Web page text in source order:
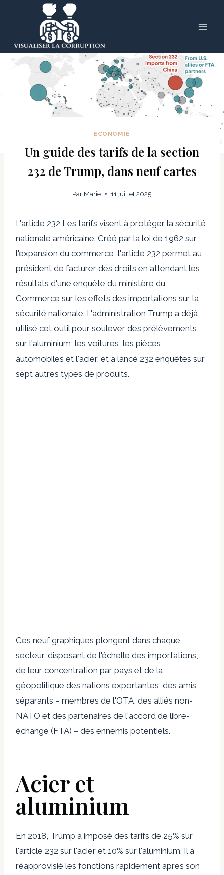
ECONOMIE
Un guide des tarifs de la section
232 de Trump, dans neuf cartes
Par Marie 11 juillet 2025
L'article 232 Les tarifs visent à protéger la sécurité
nationale américaine. Créé par la loi de 1962 sur
l'expansion du commerce, l'article 232 permet au
président de facturer des droits en attendant les
résultats d'une enquête du ministère du
Commerce sur les effets des importations sur la
sécurité nationale. L'administration Trump a déjà
utilisé cet outil pour soulever des prélèvements
sur l'aluminium, les voitures, les pièces
automobiles et l'acier, et a lancé 232 enquêtes sur
sept autres types de produits.
Ces neuf graphiques plongent dans chaque
secteur, disposant de l'échelle des importations,
de leur concentration par pays et de la
géopolitique des nations exportantes, des amis
séparants – membres de l'OTA, des alliés non-
NATO et des partenaires de l'accord de libre-
échange (FTA) – des ennemis potentiels.
Acier et
aluminium
En 2018, Trump a imposé des tarifs de 25% sur
l'article 232 sur l'acier et 10% sur l'aluminium. Il a
réapprovisié les fonctions rapidement après son